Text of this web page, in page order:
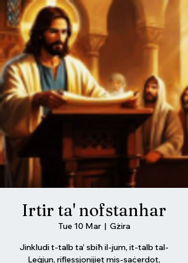
Irtir ta' nofstanhar
Tue 10 Mar
  |
Gżira
Jinkludi t-talb ta’ sbiħ il-jum, it-talb tal-
Leġjun, riflessjonijiet mis-saċerdot,